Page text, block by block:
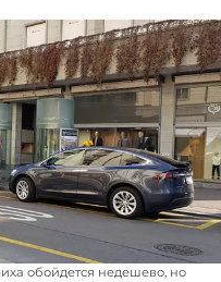
обойдется недешево, но